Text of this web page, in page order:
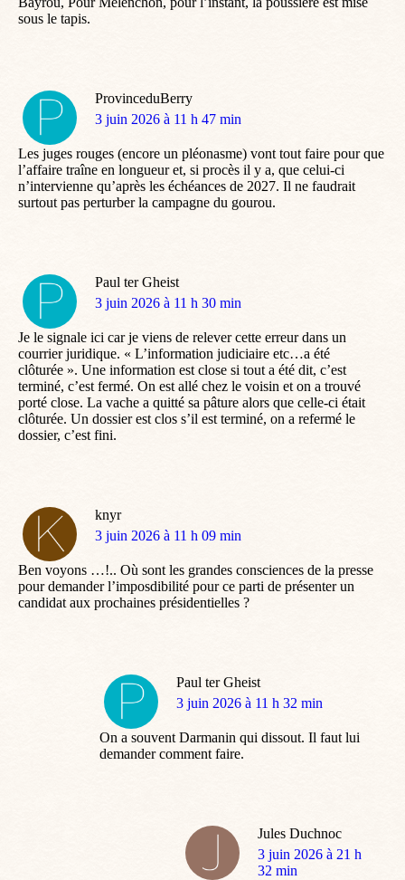
sous le tapis.
ProvinceduBerry
dit
3 juin 2026 à 11 h 47 min
Les juges rouges (encore un pléonasme) vont tout faire pour que
l’affaire traîne en longueur et, si procès il y a, que celui-ci
n’intervienne qu’après les échéances de 2027. Il ne faudrait
surtout pas perturber la campagne du gourou.
Paul ter Gheist
dit
3 juin 2026 à 11 h 30 min
Je le signale ici car je viens de relever cette erreur dans un
courrier juridique. « L’information judiciaire etc…a été
clôturée ». Une information est close si tout a été dit, c’est
terminé, c’est fermé. On est allé chez le voisin et on a trouvé
porté close. La vache a quitté sa pâture alors que celle-ci était
clôturée. Un dossier est clos s’il est terminé, on a refermé le
dossier, c’est fini.
knyr
dit
3 juin 2026 à 11 h 09 min
Ben voyons …!.. Où sont les grandes consciences de la presse
pour demander l’imposdibilité pour ce parti de présenter un
candidat aux prochaines présidentielles ?
Paul ter Gheist
dit
3 juin 2026 à 11 h 32 min
On a souvent Darmanin qui dissout. Il faut lui
demander comment faire.
Jules Duchnoc
dit
:
3 juin 2026 à 21 h
32 min